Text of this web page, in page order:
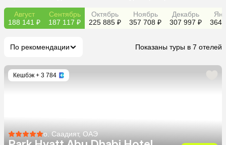
Август
188 141 ₽
Сентябрь
187 117 ₽
Октябрь
225 885 ₽
Ноябрь
357 708 ₽
Декабрь
307 997 ₽
364
По рекомендации Показаны туры в 7 отелей
Кешбэк + 3 784
о. Саадият, ОАЭ